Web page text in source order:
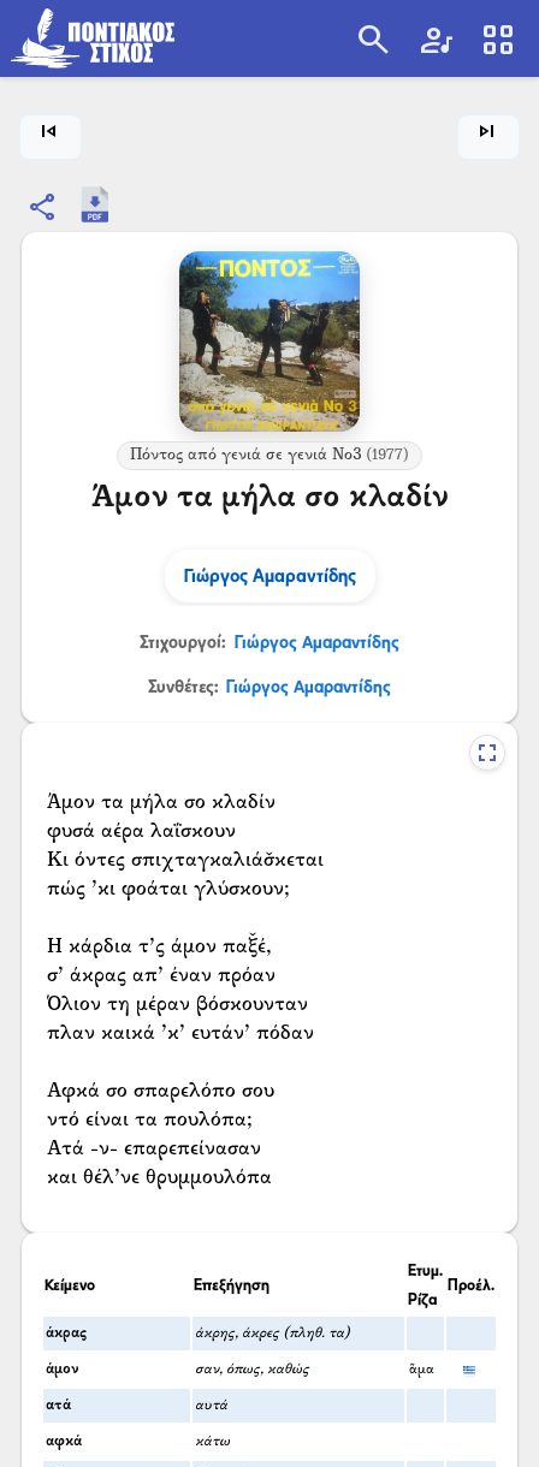
search artist view_cozy
skip_previous skip_next
share
Πόντος από γενιά σε γενιά Νο3 (1977)
Άμον τα μήλα σο κλαδίν
Γιώργος Αμαραντίδης
Στιχουργοί: Γιώργος Αμαραντίδης
Συνθέτες: Γιώργος Αμαραντίδης
Άμον τα μήλα σο κλαδίν
φυσά αέρα λαΐσκουν
Κι όντες σπιχταγκαλιάσ̌κεται
πώς ’κι φοάται γλύσκουν;
Η κάρδια τ’ς άμον παξ̌έ,
σ’ άκρας απ’ έναν πρόαν
Όλιον τη μέραν βόσκουνταν
πλαν καικά ’κ’ ευτάν’ πόδαν
Αφκά σο σπαρελόπο σου
ντό είναι τα πουλόπα;
Ατά -ν- επαρεπείνασαν
και θέλ’νε θρυμμουλόπα
Κείμενο Επεξήγηση
Ετυμ.
Ρίζα
Προέλ.
άκρας άκρης, άκρες (πληθ. τα)
άμον σαν, όπως, καθώς ἅμα
ατά αυτά
αφκά κάτω